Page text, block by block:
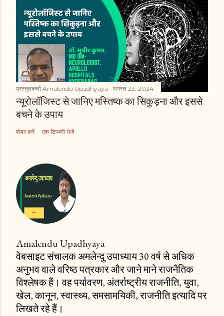
प्रस्तुतकर्ता Amalendu Upadhyaya अगस्त 23, 2024
न्यूरोलॉजिस्ट से जानिए मस्तिष्क का सिकुड़ना और इससे
बचने के उपाय
शेयर करें एक टिप्पणी भेजें
Amalendu Upadhyaya
वेबसाइट संचालक अमलेन्दु उपाध्याय 30 वर्ष से अधिक
अनुभव वाले वरिष्ठ पत्रकार और जाने माने राजनैतिक
विश्लेषक हैं। वह पर्यावरण, अंतर्राष्ट्रीय राजनीति, युवा,
खेल, कानून, स्वास्थ्य, समसामयिकी, राजनीति इत्यादि पर
लिखते रहे हैं।